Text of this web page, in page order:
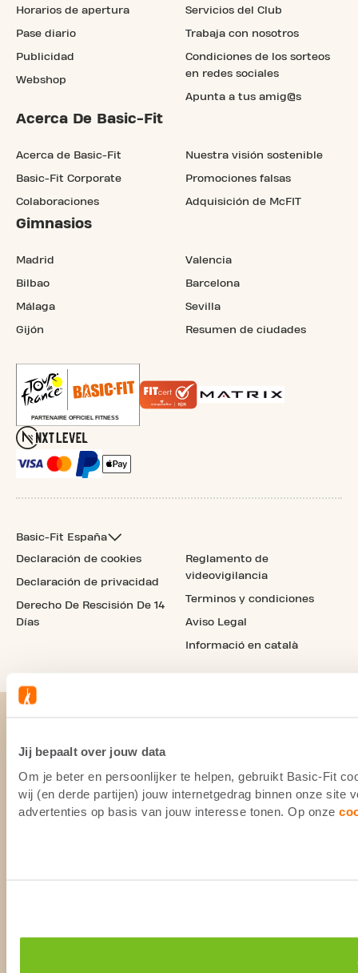
Jij bepaalt over jouw data
Om je beter en persoonlijker te helpen, gebruikt Basic-Fit
wij (en derde partijen) jouw internetgedrag binnen onze site
advertenties op basis van jouw interesse tonen. Op onze
Horarios de apertura
Pase diario
Publicidad
Webshop
Servicios del Club
Trabaja con nosotros
Condiciones de los sorteos
en redes sociales
Apunta a tus amig@s
Acerca De Basic-Fit
Acerca de Basic-Fit
Basic-Fit Corporate
Colaboraciones
Nuestra visión sostenible
Promociones falsas
Adquisición de McFIT
Gimnasios
Madrid
Bilbao
Málaga
Gijón
Valencia
Barcelona
Sevilla
Resumen de ciudades
Basic-Fit España
Declaración de cookies
Declaración de privacidad
Derecho De Rescisión De 14
Días
Reglamento de
videovigilancia
Terminos y condiciones
Aviso Legal
Informació en català